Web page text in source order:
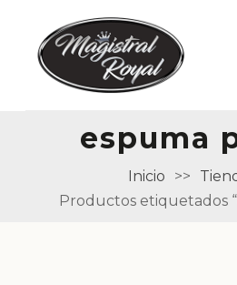
espuma
Inicio >>
Productos etiquetados